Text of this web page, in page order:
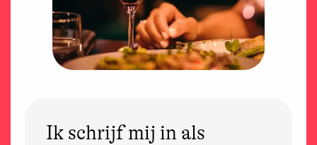
Ik schrijf mij in als